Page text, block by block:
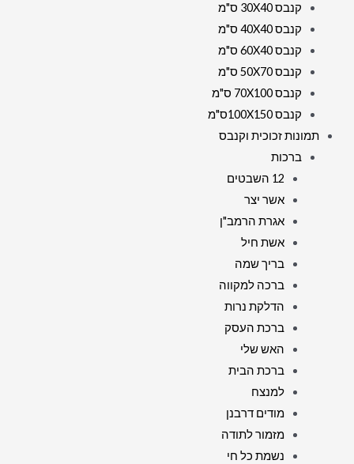
קנבס 30X40 ס"מ
קנבס 40X40 ס"מ
קנבס 60X40 ס"מ
קנבס 50X70 ס"מ
קנבס 70X100 ס"מ
קנבס 100X150ס"מ
תמונות זכוכית וקנבס
ברכות
12 השבטים
אשר יצר
אגרת הרמב"ן
אשת חיל
בריך שמה
ברכה למקווה
הדלקת נרות
ברכת העסק
האש שלי
ברכת הבית
למנצח
מודים דרבנן
מזמור לתודה
נשמת כל חי